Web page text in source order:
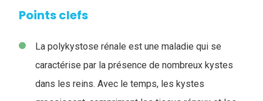
Points clefs
La polykystose rénale est une maladie qui se
caractérise par la présence de nombreux kystes
dans les reins. Avec le temps, les kystes